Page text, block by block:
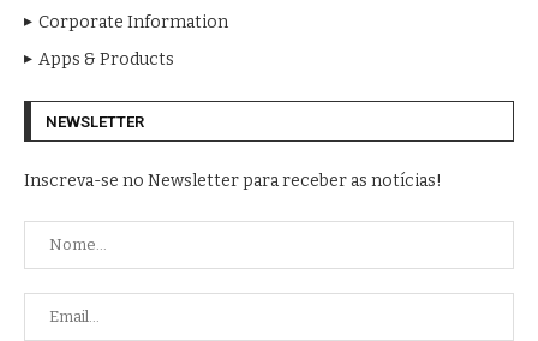
Corporate Information
Apps & Products
NEWSLETTER
Inscreva-se no Newsletter para receber as notícias!